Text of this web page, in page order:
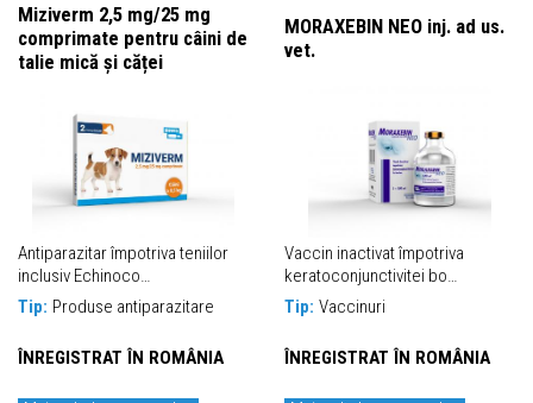
Miziverm 2,5 mg/25 mg
comprimate pentru câini de
talie mică și căței
Antiparazitar împotriva teniilor
inclusiv Echinoco…
Tip: Produse antiparazitare
ÎNREGISTRAT ÎN ROMÂNIA
MORAXEBIN NEO inj. ad us.
vet.
Vaccin inactivat împotriva
keratoconjunctivitei bo…
Tip: Vaccinuri
ÎNREGISTRAT ÎN ROMÂNIA